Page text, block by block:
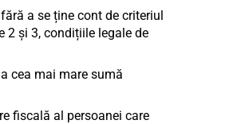
a se ține cont de criteriul
2 și 3, condițiile legale de
cea mai mare sumă
fiscală al persoanei care